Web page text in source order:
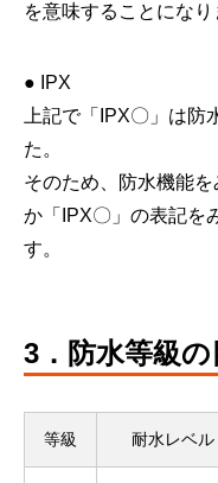
を意味することになり
● IPX
上記で「IPX〇」は防
た。
そのため、防水機能を
か「IPX〇」の表記を
す。
3．防水等級の
等級 耐水レベル